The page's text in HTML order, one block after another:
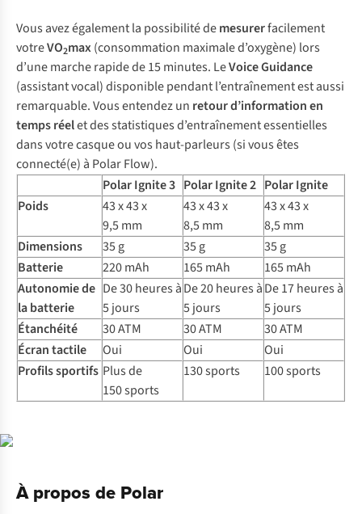
Vous avez également la possibilité demesurerfacilement
votreVO2max(consommation maximale d’oxygène) lors
d’une marche rapide de 15 minutes. LeVoice Guidance
(assistant vocal) disponible pendant l’entraînement est aussi
remarquable. Vous entendez un retour d’information en
temps réelet des statistiques d’entraînement essentielles
dans votre casque ou vos haut-parleurs (si vous êtes
connecté(e) à Polar Flow).
Polar Ignite 3 Polar Ignite 2 Polar Ignite
Poids
43 x 43 x
9,5 mm
43 x 43 x
8,5 mm
43 x 43 x
8,5 mm
Dimensions
35 g 35 g
35 g
Batterie
220 mAh 165 mAh
165 mAh
Autonomie de
la batterie
De 30 heures à
5 jours
De 20 heures à
5 jours
De 17 heures à
5 jours
Étanchéité
30 ATM 30 ATM
30 ATM
Écran tactile
Oui Oui
Oui
Profils sportifs Plus de
150 sports
130 sports 100 sports
À propos de Polar